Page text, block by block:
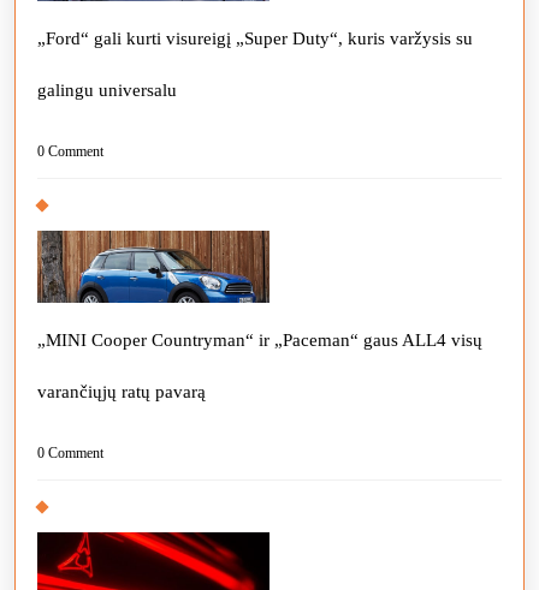
„Ford“ gali kurti visureigį „Super Duty“, kuris varžysis su
galingu universalu
0 Comment
„MINI Cooper Countryman“ ir „Paceman“ gaus ALL4 visų
varančiųjų ratų pavarą
0 Comment